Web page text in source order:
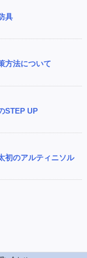
具
方法について
STEP UP
初のアルティニソル